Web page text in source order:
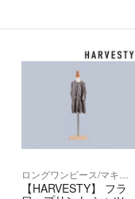
ます╰(*´︶`*)╯♡
ロングワンピース/マキシワンピース
【HARVESTY】 フラ